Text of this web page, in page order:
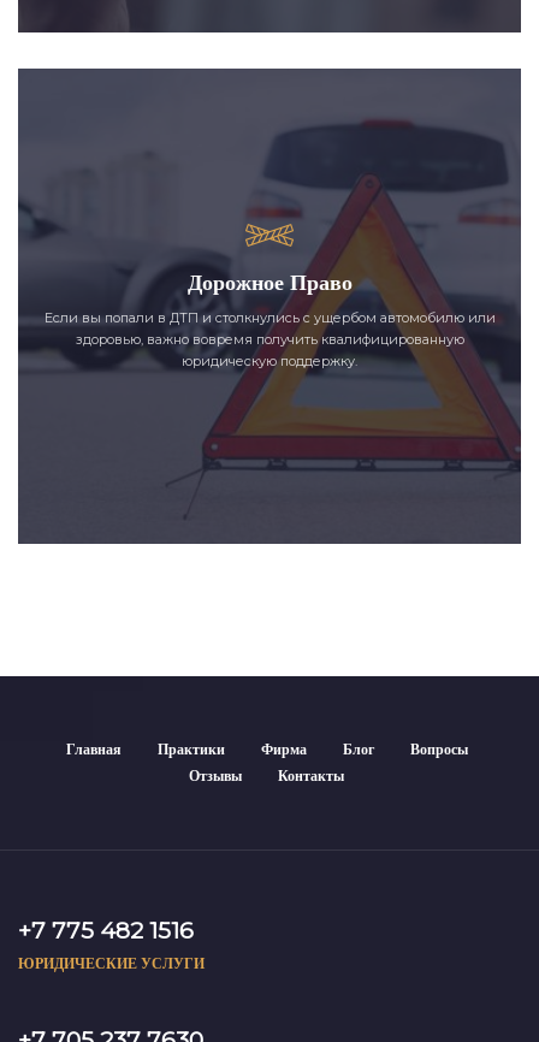
Дорожное Право
Если вы попали в ДТП и столкнулись с ущербом автомобилю или
здоровью, важно вовремя получить квалифицированную
юридическую поддержку.
Главная Практики Фирма Блог
Вопросы
Отзывы
Контакты
+7 775 482 1516
ЮРИДИЧЕСКИЕ УСЛУГИ